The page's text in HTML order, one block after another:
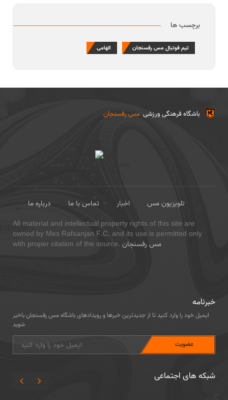
برچسب ها
تیم فوتبال مس رفسنجان الهامی
مس رفسنجان باشگاه فرهنگی ورزشی
درباره ما تماس با ما اخبار
تلویزیون مس
All material and intellectual property rights of this site are
owned by Mes Rafsanjan F.C. and its use is permitted only
with proper citation of the source. مس رفسنجان
خبرنامه
ایمیل خود را وارد کنید تا از جدیدترین خبرها و رویدادهای باشگاه مس رفسنجان باخبر
شوید
شبکه های اجتماعی